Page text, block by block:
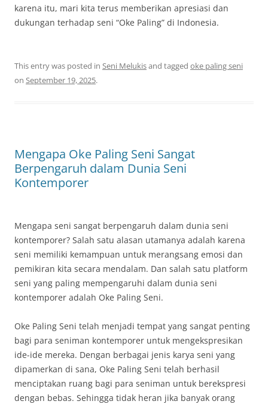
karena itu, mari kita terus memberikan apresiasi dan
dukungan terhadap seni “Oke Paling” di Indonesia.
This entry was posted in Seni Melukisand tagged oke paling seni
on September 19, 2025.
Mengapa Oke Paling Seni Sangat
Berpengaruh dalam Dunia Seni
Kontemporer
Mengapa seni sangat berpengaruh dalam dunia seni
kontemporer? Salah satu alasan utamanya adalah karena
seni memiliki kemampuan untuk merangsang emosi dan
pemikiran kita secara mendalam. Dan salah satu platform
seni yang paling mempengaruhi dalam dunia seni
kontemporer adalah Oke Paling Seni.
Oke Paling Seni telah menjadi tempat yang sangat penting
bagi para seniman kontemporer untuk mengekspresikan
ide-ide mereka. Dengan berbagai jenis karya seni yang
dipamerkan di sana, Oke Paling Seni telah berhasil
menciptakan ruang bagi para seniman untuk berekspresi
dengan bebas. Sehingga tidak heran jika banyak orang